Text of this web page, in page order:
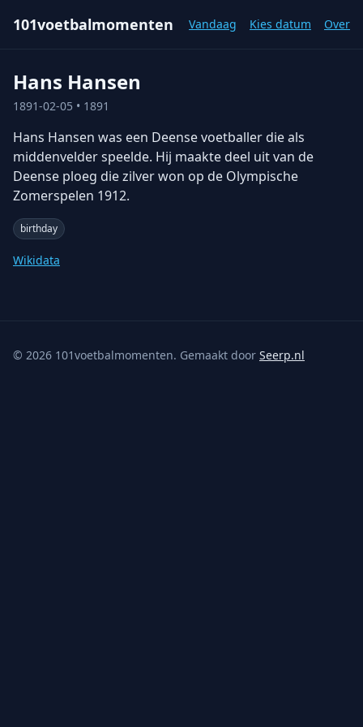
101voetbalmomenten Vandaag Kies datum Over
Hans Hansen
1891-02-05 • 1891
Hans Hansen was een Deense voetballer die als
middenvelder speelde. Hij maakte deel uit van de
Deense ploeg die zilver won op de Olympische
Zomerspelen 1912.
birthday
Wikidata
© 2026 101voetbalmomenten. Gemaakt door Seerp.nl